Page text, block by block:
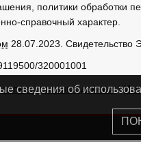
политики
справочный характер.
28.07.2023.
320001001
персональных данных
сведения об